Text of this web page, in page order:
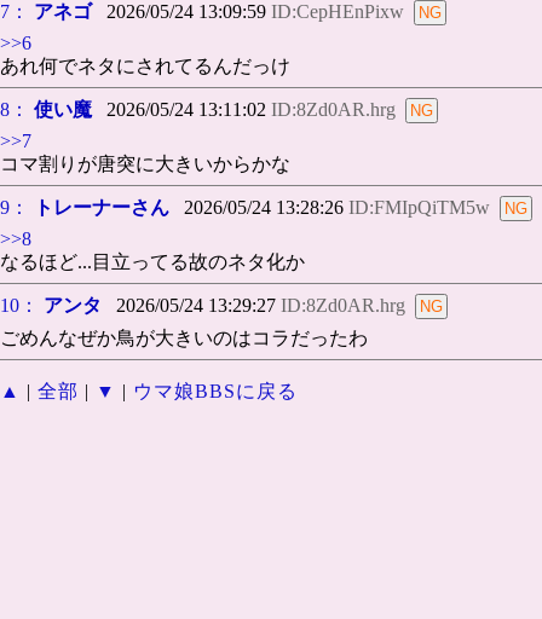
7： アネゴ2026/05/24 13:09:59 ID:CepHEnPixw
>>6
あれ何でネタにされてるんだっけ
8： 使い魔 2026/05/24 13:11:02 ID:8Zd0AR.hrg
>>7
コマ割りが唐突に大きいからかな
9： トレーナーさん 2026/05/24 13:28:26 ID:FMIpQiTM5w
>>8
なるほど...目立ってる故のネタ化か
10： アンタ 2026/05/24 13:29:27 ID:8Zd0AR.hrg
ごめんなぜか鳥が大きいのはコラだったわ
▲ | 全部 | ▼ | ウマ娘BBSに戻る